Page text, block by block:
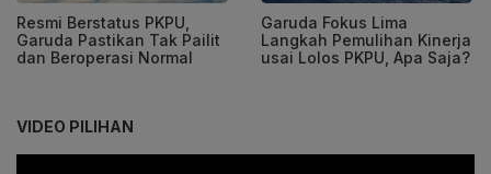
Resmi Berstatus PKPU,
Garuda Pastikan Tak Pailit
dan Beroperasi Normal
Garuda Fokus Lima
Langkah Pemulihan Kinerja
usai Lolos PKPU, Apa Saja?
VIDEO PILIHAN